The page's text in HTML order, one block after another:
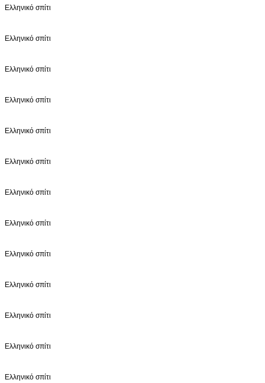
Ελληνικό σπίτι
Ελληνικό σπίτι
Ελληνικό σπίτι
Ελληνικό σπίτι
Ελληνικό σπίτι
Ελληνικό σπίτι
Ελληνικό σπίτι
Ελληνικό σπίτι
Ελληνικό σπίτι
Ελληνικό σπίτι
Ελληνικό σπίτι
Ελληνικό σπίτι
Ελληνικό σπίτι